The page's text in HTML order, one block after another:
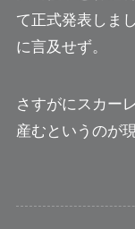
て正式発表しま
に言及せず。
さすがにスカー
産むというのが